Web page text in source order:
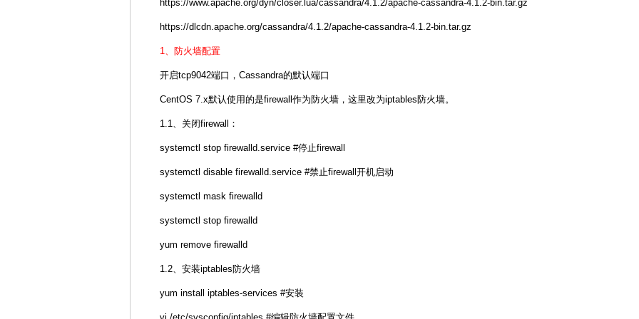
https://www.apache.org/dyn/closer.lua/cassandra/4.1.2/apache-cassandra-4.1.2-bin.tar.gz
https://dlcdn.apache.org/cassandra/4.1.2/apache-cassandra-4.1.2-bin.tar.gz
1、防火墙配置
开启tcp9042端口，Cassandra的默认端口
CentOS 7.x默认使用的是firewall作为防火墙，这里改为iptables防火墙。
1.1、关闭firewall：
systemctl stop firewalld.service #停止firewall
systemctl disable firewalld.service #禁止firewall开机启动
systemctl mask firewalld
systemctl stop firewalld
yum remove firewalld
1.2、安装iptables防火墙
yum install iptables-services #安装